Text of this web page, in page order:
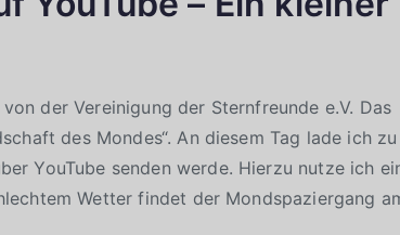
der Vereinigung der Sternfreunde e.V. Das
des Mondes“. An diesem Tag lade ich zu
YouTube senden werde. Hierzu nutze ich
Wetter findet der Mondspaziergang